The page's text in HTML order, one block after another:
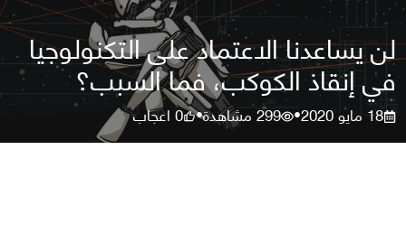
لن يساعدنا الاعتماد على التكنولوجيا
في إنقاذ الكوكب، فما السبب؟
18 مايو 2020 •
299مشاهدة•
0اعجاب